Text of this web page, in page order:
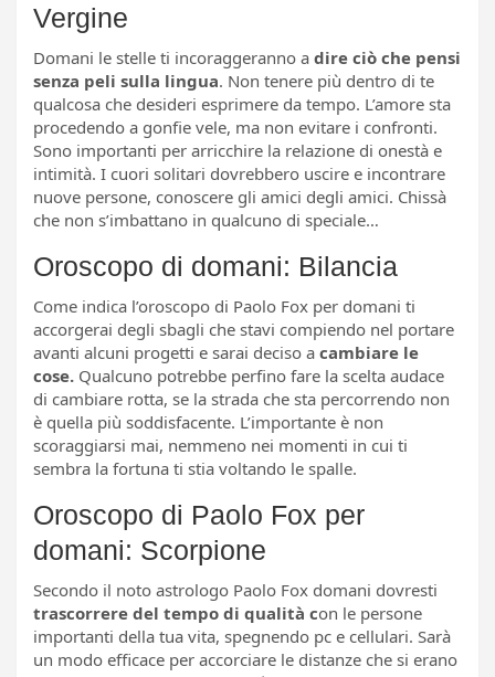
Vergine
Domani le stelle ti incoraggeranno a dire ciò che pensi
senza peli sulla lingua. Non tenere più dentro di te
qualcosa che desideri esprimere da tempo. L’amore sta
procedendo a gonfie vele, ma non evitare i confronti.
Sono importanti per arricchire la relazione di onestà e
intimità. I cuori solitari dovrebbero uscire e incontrare
nuove persone, conoscere gli amici degli amici. Chissà
che non s’imbattano in qualcuno di speciale…
Oroscopo di domani: Bilancia
Come indica l’oroscopo di Paolo Fox per domani ti
accorgerai degli sbagli che stavi compiendo nel portare
avanti alcuni progetti e sarai deciso a cambiare le
cose. Qualcuno potrebbe perfino fare la scelta audace
di cambiare rotta, se la strada che sta percorrendo non
è quella più soddisfacente. L’importante è non
scoraggiarsi mai, nemmeno nei momenti in cui ti
sembra la fortuna ti stia voltando le spalle.
Oroscopo di Paolo Fox per
domani: Scorpione
Secondo il noto astrologo Paolo Fox domani dovresti
trascorrere del tempo di qualità con le persone
importanti della tua vita, spegnendo pc e cellulari. Sarà
un modo efficace per accorciare le distanze che si erano